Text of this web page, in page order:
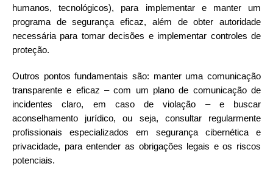
humanos, tecnológicos), para implementar e manter um
programa de segurança eficaz, além de obter autoridade
necessária para tomar decisões e implementar controles de
proteção.
Outros pontos fundamentais são: manter uma comunicação
transparente e eficaz – com um plano de comunicação de
incidentes claro, em caso de violação – e buscar
aconselhamento jurídico, ou seja, consultar regularmente
profissionais especializados em segurança cibernética e
privacidade, para entender as obrigações legais e os riscos
potenciais.